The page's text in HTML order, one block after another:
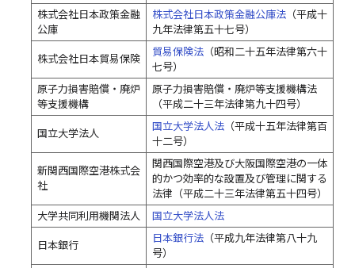
株式会社日本政策金融
公庫
株式会社日本政策金融公庫法 （平成十
九年法律第五十七号）
株式会社日本貿易保険
貿易保険法 （昭和二十五年法律第六十
七号）
原子力損害賠償・廃炉
等支援機構
原子力損害賠償・廃炉等支援機構法
（平成二十三年法律第九十四号）
国立大学法人
国立大学法人法 （平成十五年法律第百
十二号）
新関西国際空港株式会
社
関西国際空港及び大阪国際空港の一体
的かつ効率的な設置及び管理に関する
法律（平成二十三年法律第五十四号）
大学共同利用機関法人
国立大学法人法
日本銀行
日本銀行法 （平成九年法律第八十九
号）